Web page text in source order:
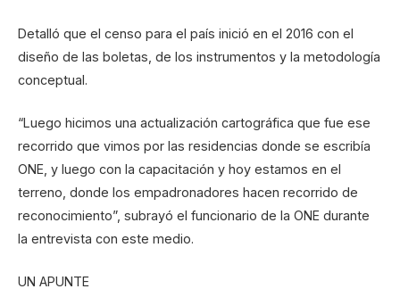
Detalló que el censo para el país inició en el 2016 con el
diseño de las boletas, de los instrumentos y la metodología
conceptual.
“Luego hicimos una actualización cartográfica que fue ese
recorrido que vimos por las residencias donde se escribía
ONE, y luego con la capacitación y hoy estamos en el
terreno, donde los empadronadores hacen recorrido de
reconocimiento”, subrayó el funcionario de la ONE durante
la entrevista con este medio.
UN APUNTE